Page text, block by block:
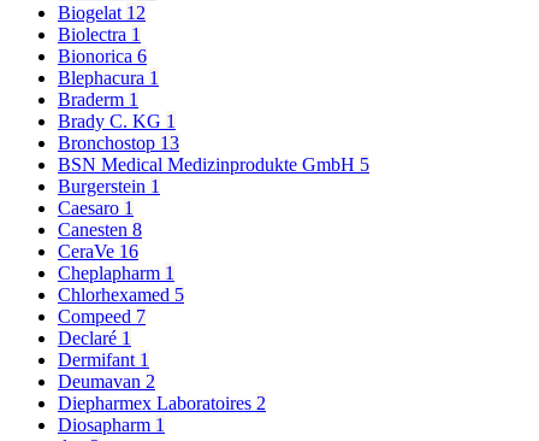
Biogelat 12
Biolectra 1
Bionorica 6
Blephacura 1
Braderm 1
Brady C. KG 1
Bronchostop 13
BSN Medical Medizinprodukte GmbH 5
Burgerstein 1
Caesaro 1
Canesten 8
CeraVe 16
Cheplapharm 1
Chlorhexamed 5
Compeed 7
Declaré 1
Dermifant 1
Deumavan 2
Diepharmex Laboratoires 2
Diosapharm 1